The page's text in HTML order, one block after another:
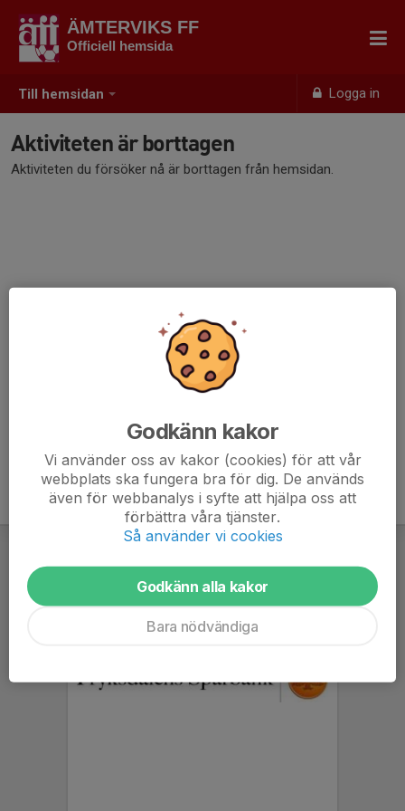
Till hemsidan Logga in
ÄMTERVIKS FF
Officiell hemsida
Aktiviteten är borttagen
Aktiviteten du försöker nå är borttagen från hemsidan.
Godkänn kakor
Vi använder oss av kakor (cookies) för att vår
webbplats ska fungera bra för dig. De används
även för webbanalys i syfte att hjälpa oss att
förbättra våra tjänster.
Så använder vi cookies
Godkänn alla kakor
Bara nödvändiga